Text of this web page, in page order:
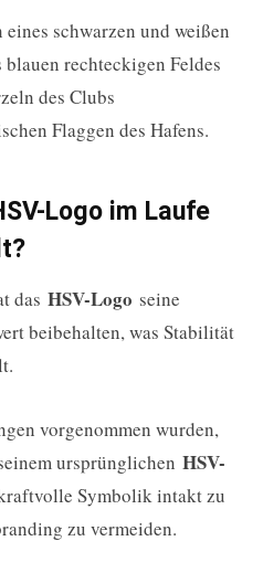
schwarzen und weißen
rechteckigen Feldes
des Clubs
Flaggen des Hafens.
Logo im Laufe
das HSV-Logo seine
beibehalten, was Stabilität
vorgenommen wurden,
ursprünglichen HSV-
Symbolik intakt zu
zu vermeiden.